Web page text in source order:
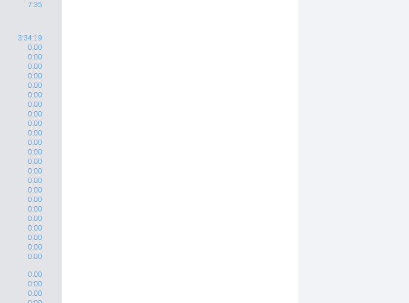
7:35
3:34:19
0:00
0:00
0:00
0:00
0:00
0:00
0:00
0:00
0:00
0:00
0:00
0:00
0:00
0:00
0:00
0:00
0:00
0:00
0:00
0:00
0:00
0:00
0:00
0:00
0:00
0:00